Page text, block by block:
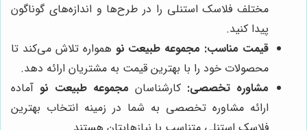
مختلف فلاسک استنلی را در طرح‌ها و اندازه‌های گوناگون
پیدا کنید.
قیمت مناسب: مجموعه طبیعت نو همواره تلاش می‌کند تا
محصولات خود را با بهترین قیمت به مشتریان ارائه دهد.
مشاوره تخصصی: کارشناسان مجموعه طبیعت نو آماده
ارائه مشاوره تخصصی به شما در زمینه انتخاب بهترین